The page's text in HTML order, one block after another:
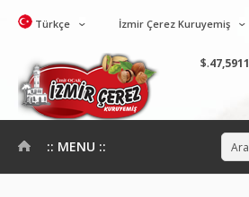
Türkçe İzmir Çerez Kuruyemiş
$.47,5911
:: MENU ::